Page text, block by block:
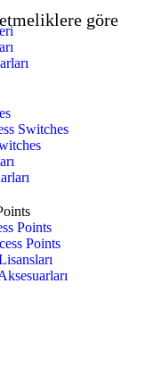
Switches
Points
Points
göre